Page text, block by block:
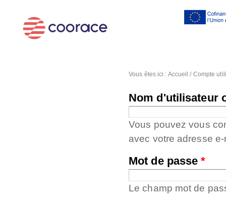
Vous êtes ici : Accueil / Compte
Nom d'utilisateur
Vous pouvez vous
avec votre adresse e-
Mot de passe*
Le champ mot de